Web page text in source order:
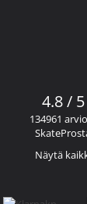
4.8 / 5
134961
Näytä